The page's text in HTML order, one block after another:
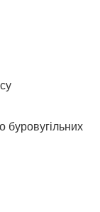
буровугільних